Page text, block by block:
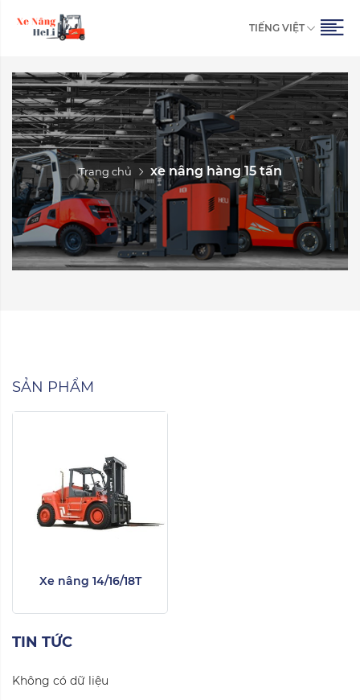
TIẾNG VIỆT
Trang chủ xe nâng hàng 15 tấn
SẢN PHẨM
Xe nâng 14/16/18T
TIN TỨC
Không có dữ liệu